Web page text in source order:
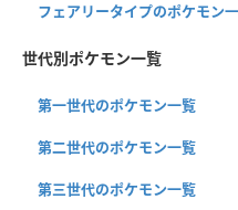
フェアリータイプのポケモン
世代別ポケモン一覧
第一世代のポケモン一覧
第二世代のポケモン一覧
第三世代のポケモン一覧